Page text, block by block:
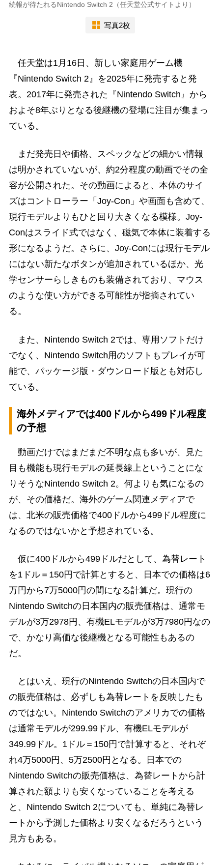
続報が待たれるNintendo Switch 2（任天堂公式サイトより）
写真2枚
任天堂は1月16日、新しい家庭用ゲーム機
『Nintendo Switch 2』を2025年に発売すると発
表。2017年に発売された『Nintendo Switch』から
およそ8年ぶりとなる後継機の登場に注目が集まっ
ている。
まだ発売日や価格、スペックなどの細かい情報
は明かされていないが、約2分程度の動画でその全
容が公開された。その動画によると、本体のサイ
ズはコントローラー「Joy-Con」や画面も含めて、
現行モデルよりもひと回り大きくなる模様。Joy-
Conはスライド式ではなく、磁気で本体に装着する
形になるようだ。さらに、Joy-Conには現行モデル
にはない新たなボタンが追加されているほか、光
学センサーらしきものも装備されており、マウス
のような使い方ができる可能性が指摘されてい
る。
また、Nintendo Switch 2では、専用ソフトだけ
でなく、Nintendo Switch用のソフトもプレイが可
能で、パッケージ版・ダウンロード版とも対応し
ている。
海外メディアでは400ドルから499ドル程度
の予想
動画だけではまだまだ不明な点も多いが、見た
目も機能も現行モデルの延長線上ということにな
りそうなNintendo Switch 2。何よりも気になるの
が、その価格だ。海外のゲーム関連メディアで
は、北米の販売価格で400ドルから499ドル程度に
なるのではないかと予想されている。
仮に400ドルから499ドルだとして、為替レート
を1ドル＝150円で計算とすると、日本での価格は6
万円から7万5000円の間になる計算だ。現行の
Nintendo Switchの日本国内の販売価格は、通常モ
デルが3万2978円、有機ELモデルが3万7980円なの
で、かなり高価な後継機となる可能性もあるの
だ。
とはいえ、現行のNintendo Switchの日本国内で
の販売価格は、必ずしも為替レートを反映したも
のではない。Nintendo Switchのアメリカでの価格
は通常モデルが299.99ドル、有機ELモデルが
349.99ドル。1ドル＝150円で計算すると、それぞ
れ4万5000円、5万2500円となる。日本での
Nintendo Switchの販売価格は、為替レートから計
算された額よりも安くなっていることを考える
と、Nintendo Switch 2についても、単純に為替レ
ートから予測した価格より安くなるだろうという
見方もある。